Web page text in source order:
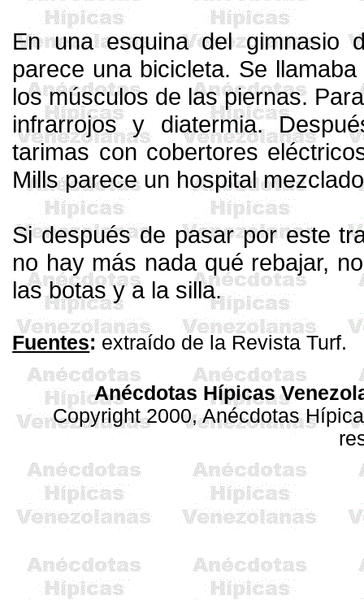
En una esquina delgimnasio
parece una bicicleta. Se
los músculos de las piernas.
infrarrojosy diatermia.
tarimas con cobertores
Millsparece un hospital
Si después de pasar por este
no hay más nada qué rebajar,
las botasya la silla.
Fuentes: extraído de la Revista Turf.
Anécdotas Hípicas
Copyright 2000, Anécdotas